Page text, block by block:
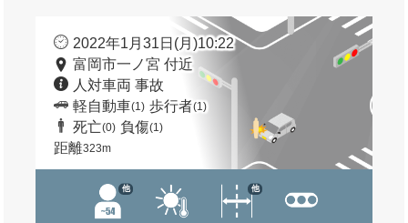
2022年1月31日(月)10:22
富岡市一ノ宮 付近
人対車両 事故
軽自動車(1) 歩行者(1)
死亡(0) 負傷(1)
距離323m
他 他